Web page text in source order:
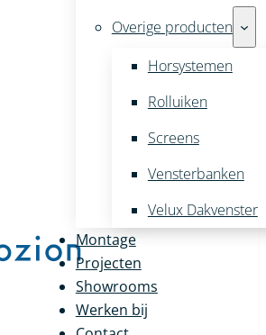
Overige producten
Horsystemen
Rolluiken
Screens
Vensterbanken
Velux Dakvenster
Montage
Projecten
Showrooms
Werken bij